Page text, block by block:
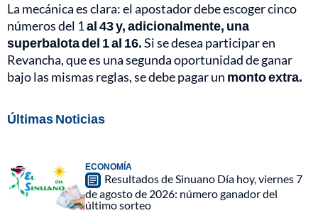
La mecánica es clara: el apostador debe escoger cinco
números del 1al 43 y, adicionalmente, una
superbalota del 1 al 16.Si se desea participar en
Revancha, que es una segunda oportunidad de ganar
bajo las mismas reglas, se debe pagar un monto extra.
Últimas Noticias
ECONOMÍA
Resultados de Sinuano Día hoy, viernes 7
de agosto de 2026: número ganador del
último sorteo